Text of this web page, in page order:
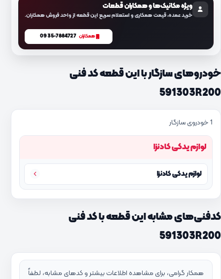
ویژه مکانیک‌ها و همکاران قطعات
خرید عمده، قیمت همکاری و استعلام سریع این قطعه از واحد فروش همکاران.
همکاران 0935-7884727
خودروهای سازگار با این قطعه کد فنی
591303R200
1 خودروی سازگار
لوازم یدکی کادنزا
لوازم یدکی کادنزا
کدفنی‌های مشابه این قطعه با کد فنی
591303R200
همکار گرامی، برای مشاهده اطلاعات بیشتر و کدهای مشابه، لطفاً